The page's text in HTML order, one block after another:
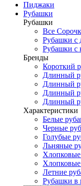
Пиджаки
Рубашки
Рубашки
Все
Рубашки с
Рубашки с
Бренды
Короткий
Длинный
Длинный
Длинный
Длинный
Характеристики
Белые
Черные
Голубые
Льняные
Летние
Рубашки в